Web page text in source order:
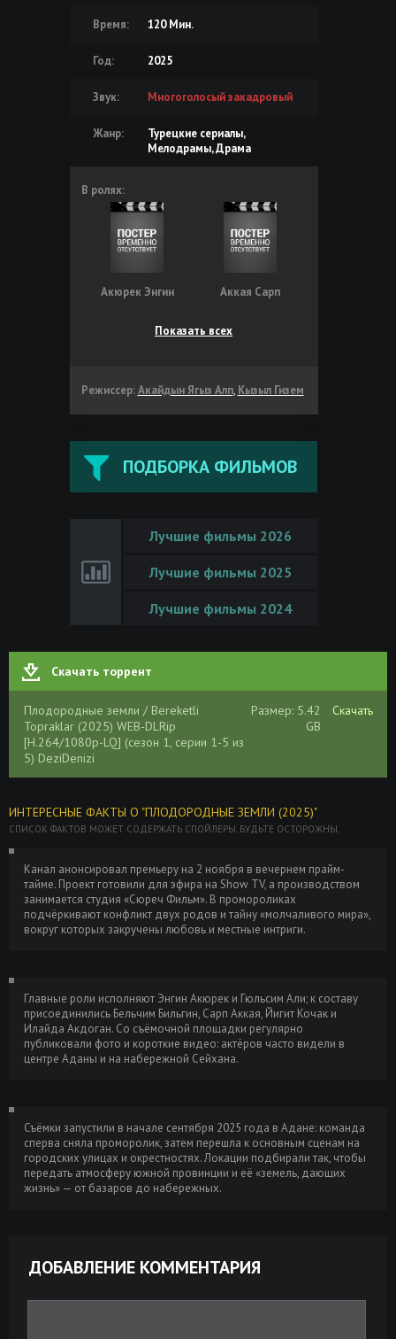
Время: 120 Мин.
Год: 2025
Звук: Многоголосый закадровый
Жанр:
Турецкие сериалы,
Мелодрамы, Драма
В ролях:
Акюрек Энгин Аккая Сарп
Показать всех
Режиссер: Акайдын Ягыз Алп, Кызыл Гизем
ПОДБОРКА ФИЛЬМОВ
Лучшие фильмы 2026
Лучшие фильмы 2025
Лучшие фильмы 2024
Скачать торрент
Плодородные земли / Bereketli
Topraklar (2025) WEB-DLRip
[H.264/1080p-LQ] (сезон 1, серии 1-5 из
5) DeziDenizi
Размер: 5.42
GB
Скачать
ИНТЕРЕСНЫЕ ФАКТЫ О "ПЛОДОРОДНЫЕ ЗЕМЛИ (2025)"
СПИСОК ФАКТОВ МОЖЕТ СОДЕРЖАТЬ СПОЙЛЕРЫ. БУДЬТЕ ОСТОРОЖНЫ.
Канал анонсировал премьеру на 2 ноября в вечернем прайм-
тайме. Проект готовили для эфира на Show TV, а производством
занимается студия «Сюреч Фильм». В промороликах
подчёркивают конфликт двух родов и тайну «молчаливого мира»,
вокруг которых закручены любовь и местные интриги.
Главные роли исполняют Энгин Акюрек и Гюльсим Али; к составу
присоединились Бельчим Бильгин, Сарп Аккая, Йигит Кочак и
Илайда Акдоган. Со съёмочной площадки регулярно
публиковали фото и короткие видео: актёров часто видели в
центре Аданы и на набережной Сейхана.
Съёмки запустили в начале сентября 2025 года в Адане: команда
сперва сняла проморолик, затем перешла к основным сценам на
городских улицах и окрестностях. Локации подбирали так, чтобы
передать атмосферу южной провинции и её «земель, дающих
жизнь» — от базаров до набережных.
ДОБАВЛЕНИЕ КОММЕНТАРИЯ